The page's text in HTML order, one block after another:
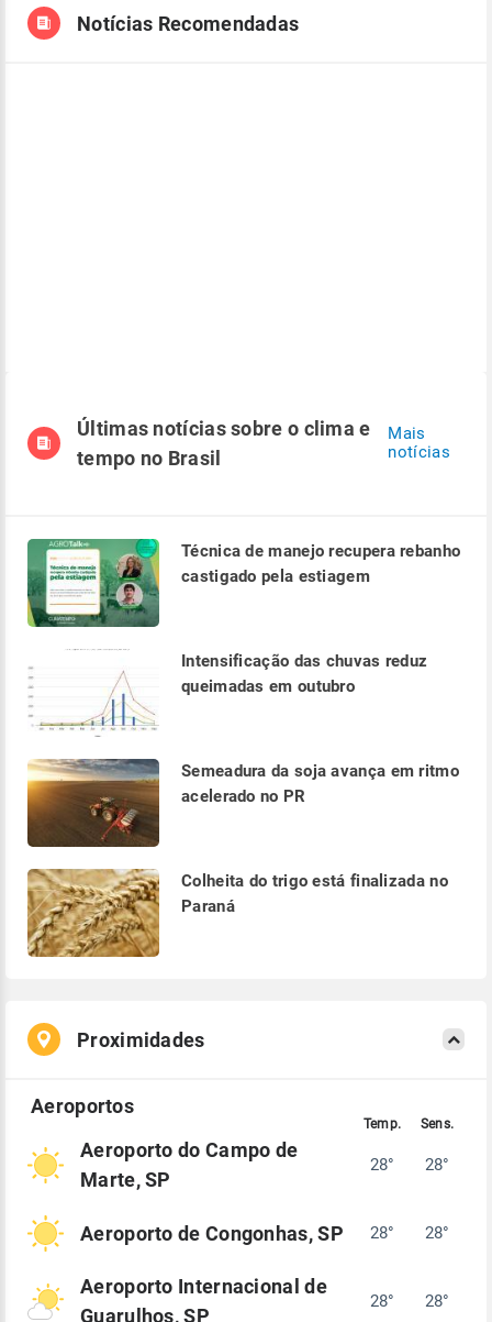
Notícias Recomendadas
Últimas notícias sobre o clima e
tempo no Brasil
Mais
notícias
Técnica de manejo recupera rebanho
castigado pela estiagem
Intensificação das chuvas reduz
queimadas em outubro
Semeadura da soja avança em ritmo
acelerado no PR
Colheita do trigo está finalizada no
Paraná
Proximidades
Aeroporto do Campo de
Marte, SP
28° 28°
Aeroporto de Congonhas, SP 28° 28°
Aeroporto Internacional de
Guarulhos, SP
28° 28°